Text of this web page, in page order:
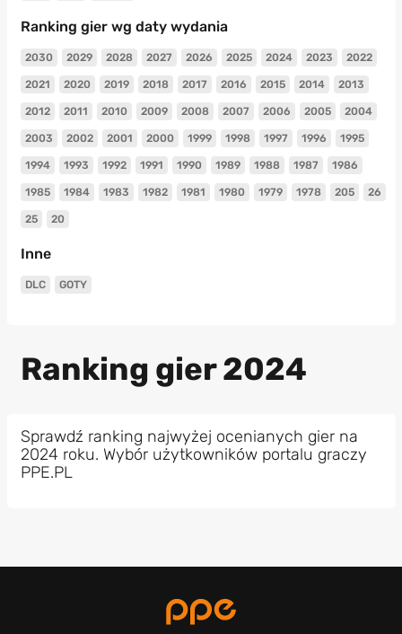
Ranking gier wg daty wydania
2030 2029 2028 2027 2026 2025 2024 2023 2022
2021 2020 2019 2018 2017 2016 2015 2014 2013
2012 2011 2010 2009 2008 2007 2006 2005 2004
2003 2002 2001 2000 1999 1998 1997 1996 1995
1994 1993 1992 1991 1990 1989 1988 1987 1986
1985 1984 1983 1982 1981 1980 1979 1978 205 26
25 20
Inne
DLC GOTY
Ranking gier 2024
Sprawdź ranking najwyżej ocenianych gier na
2024 roku. Wybór użytkowników portalu graczy
PPE.PL